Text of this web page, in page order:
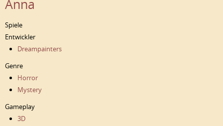
Anna
Spiele
Entwickler
Dreampainters
Genre
Horror
Mystery
Gameplay
3D